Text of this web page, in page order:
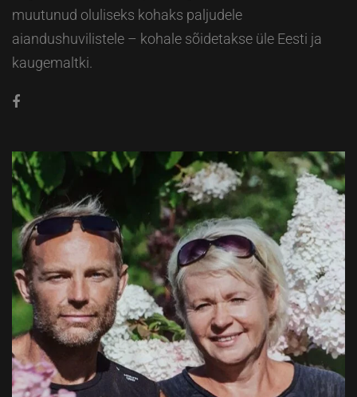
muutunud oluliseks kohaks paljudele
aiandushuvilistele – kohale sõidetakse üle Eesti ja
kaugemaltki.